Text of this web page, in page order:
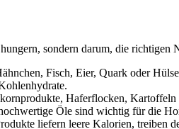
sondern darum, die richtigen
Fisch, Eier, Quark oder
Haferflocken, Kartoffeln
Öle sind wichtig für die
liefern leere Kalorien, treiben